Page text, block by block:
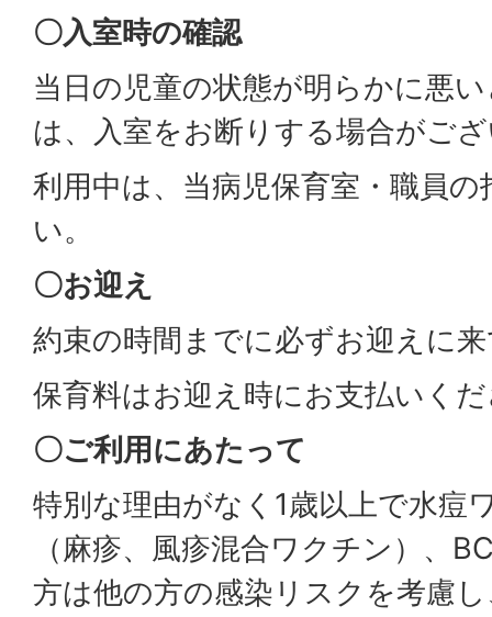
〇入室時の確認
当日の児童の状態が明らかに悪
は、入室をお断りする場合がご
利用中は、当病児保育室・職員
い。
〇お迎え
約束の時間までに必ずお迎えに
保育料はお迎え時にお支払いく
〇ご利用にあたって
特別な理由がなく1歳以上で水痘
（麻疹、風疹混合ワクチン）、
方は他の方の感染リスクを考慮